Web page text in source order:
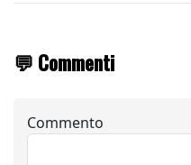
💬 Commenti